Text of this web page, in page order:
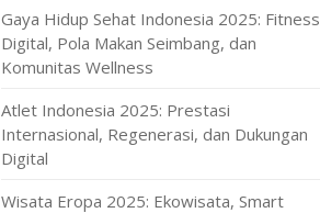
Gaya Hidup Sehat Indonesia 2025: Fitness
Digital, Pola Makan Seimbang, dan
Komunitas Wellness
Atlet Indonesia 2025: Prestasi
Internasional, Regenerasi, dan Dukungan
Digital
Wisata Eropa 2025: Ekowisata, Smart